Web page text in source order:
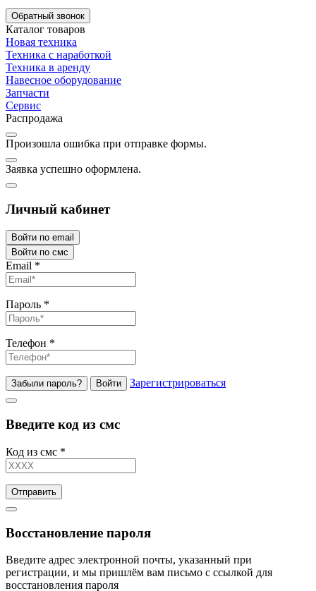
Обратный звонок
Каталог товаров
Новая техника
Техника с наработкой
Техника в аренду
Навесное оборудование
Запчасти
Сервис
Распродажа
Произошла ошибка при отправке формы.
Заявка успешно оформлена.
Личный кабинет
Войти по email
Войти по смс
Email *
Пароль *
Телефон *
Забыли пароль? Войти Зарегистрироваться
Введите код из смс
Код из смс *
Отправить
Восстановление пароля
Введите адрес электронной почты, указанный при
регистрации, и мы пришлём вам письмо с ссылкой для
восстановления пароля